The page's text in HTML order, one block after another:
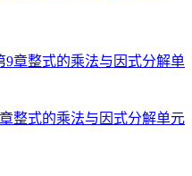
整式的乘法与因式分解单元